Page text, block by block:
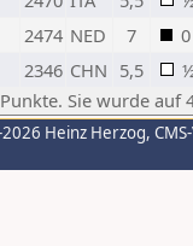
2474 NED 7
0
2346 CHN 5,5
Sie wurde auf
Heinz Herzog,